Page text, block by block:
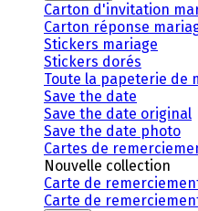
Carton d'invitation
Carton réponse
Stickers mariage
Stickers dorés
Toute la papeterie de
Save the date
Save the date original
Save the date photo
Cartes de
Nouvelle collection
Carte de
Carte de